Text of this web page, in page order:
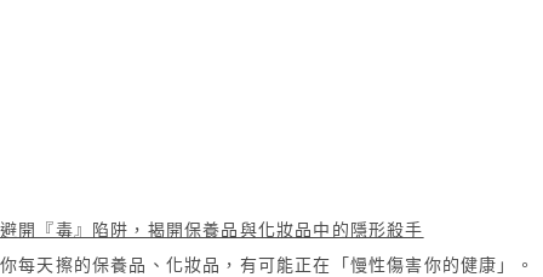
避開『毒』陷阱，揭開保養品與化妝品中的隱形殺手
你每天擦的保養品、化妝品，有可能正在「慢性傷害你的健康」。